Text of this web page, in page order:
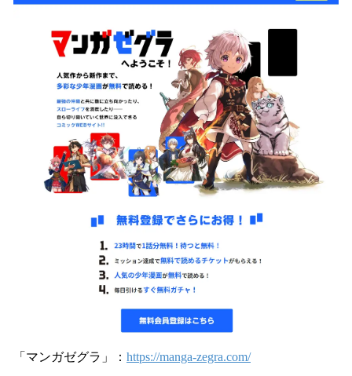
「マンガゼグラ」： https://manga-zegra.com/